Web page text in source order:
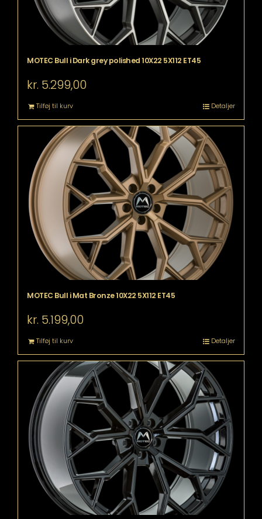
MOTEC Bull i Dark grey polished 10X22 5X112 ET45
kr. 5.299,00
Tilføj til kurv Detaljer
MOTEC Bull i Mat Bronze 10X22 5X112 ET45
kr. 5.199,00
Tilføj til kurv Detaljer